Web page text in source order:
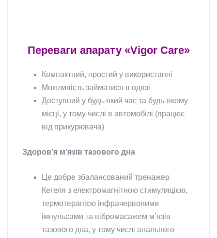
Переваги апарату «Vigor Care»
Компактний, простий у використанні
Можливість займатися в одязі
Доступний у будь-який час та будь-якому
місці, у тому числі в автомобілі (працює
від прикурювача)
Здоров’я м’язів тазового дна
Це добре збалансований тренажер
Кегеля з електромагнітною стимуляцією,
термотерапією інфрачервоними
імпульсами та вібромасажем м’язів
тазового дна, у тому числі анального